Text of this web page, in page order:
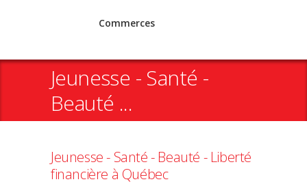
Commerces
Jeunesse - Santé -
Beauté ...
Jeunesse - Santé - Beauté - Liberté
financière à Québec